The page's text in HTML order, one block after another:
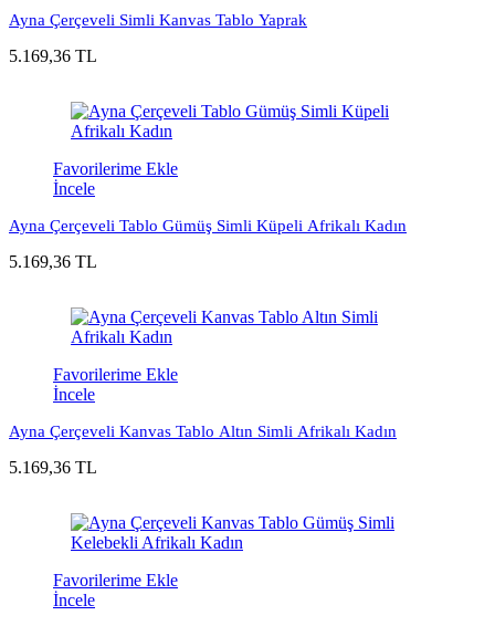
Ayna Çerçeveli Simli Kanvas Tablo Yaprak
5.169,36 TL
Favorilerime Ekle
İncele
Ayna Çerçeveli Tablo Gümüş Simli Küpeli Afrikalı Kadın
5.169,36 TL
Favorilerime Ekle
İncele
Ayna Çerçeveli Kanvas Tablo Altın Simli Afrikalı Kadın
5.169,36 TL
Favorilerime Ekle
İncele